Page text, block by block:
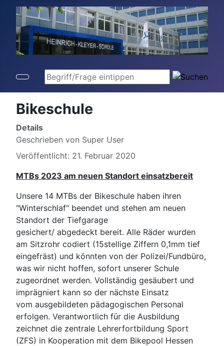
Begriff/Frage eintippen
Bikeschule
Details
Geschrieben von Super User
Veröffentlicht: 21. Februar 2020
MTBs 2023 am neuen Standort einsatzbereit
Unsere 14 MTBs der Bikeschule haben ihren
"Winterschlaf" beendet und stehen am neuen
Standort der Tiefgarage
gesichert/ abgedeckt bereit. Alle Räder wurden
am Sitzrohr codiert (15stellige Ziffern 0,1mm tief
eingefräst) und könnten von der Polizei/Fundbüro,
was wir nicht hoffen, sofort unserer Schule
zugeordnet werden. Vollständig gesäubert und
imprägniert kann so der nächste Einsatz
vom ausgebildeten pädagogischen Personal
erfolgen. Verantwortlich für die Ausbildung
zeichnet die zentrale Lehrerfortbildung Sport
(ZFS) in Kooperation mit dem Bikepool Hessen